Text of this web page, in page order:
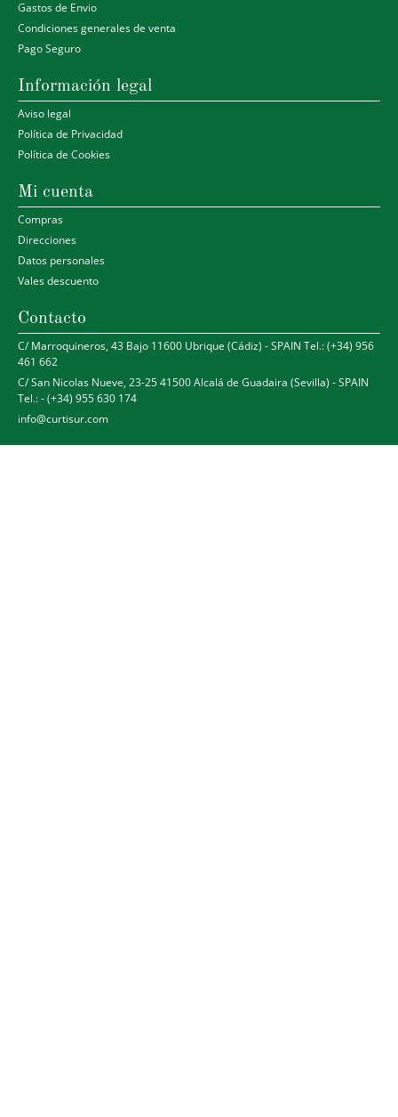
Gastos de Envio
Condiciones generales de venta
Pago Seguro
Información legal
Aviso legal
Política de Privacidad
Política de Cookies
Mi cuenta
Compras
Direcciones
Datos personales
Vales descuento
Contacto
C/ Marroquineros, 43 Bajo 11600 Ubrique (Cádiz) - SPAIN Tel.: (+34) 956
461 662
C/ San Nicolas Nueve, 23-25 41500 Alcalá de Guadaira (Sevilla) - SPAIN
Tel.: - (+34) 955 630 174
info@curtisur.com